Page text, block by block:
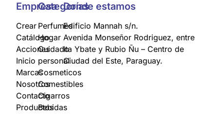
Empresa
Crear
Catálogo
Acciones
Inicio
Marcas
Nosotros
Contacto
Productos
Categorías
Perfumes
Hogar
Cuidado
personal
Cosmeticos
Comestibles
Cigarros
Bebidas
Donde estamos
Edificio Mannah s/n.
Avenida Monseñor Rodriguez, entre
Ita Ybate y Rubio Ñu – Centro de
Ciudad del Este, Paraguay.